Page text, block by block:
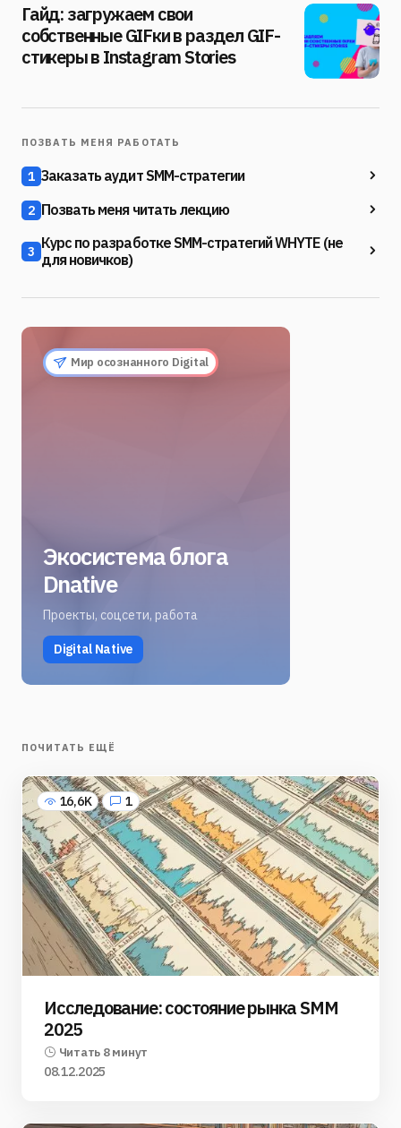
Гайд: загружаем свои
собственные GIFки в раздел GIF-
стикеры в Instagram Stories
ПОЗВАТЬ МЕНЯ РАБОТАТЬ
1 Заказать аудит SMM-стратегии
2 Позвать меня читать лекцию
3 Курс по разработке SMM-стратегий WHYTE (не
для новичков)
Мир осознанного Digital
Экосистема блога
Dnative
Проекты, соцсети, работа
Digital Native
ПОЧИТАТЬ ЕЩЁ
16,6K 1
Исследование: состояние рынка SMM
2025
Читать 8 минут
08.12.2025